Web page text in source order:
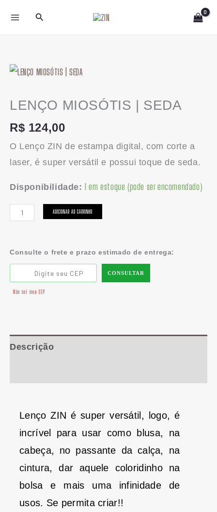
para
Pesquisar
LENÇO MIOSÓTIS | SEDA
R$ 124,00
O Lenço ZIN de estampa digital, com corte a
laser, é super versátil e possui toque de seda.
Disponibilidade: 1 em estoque (pode ser encomendado)
LENÇO
|
quantidade
ADICIONAR AO CARRINHO
Consulte o frete e prazo estimado de entrega:
CONSULTAR
Não sei meu CEP
Descrição
Lenço ZIN é super versátil, logo, é
incrível para usar como blusa, na
cabeça, no passante da calça, na
cintura, dar aquele coloridinho na
bolsa e mais uma infinidade de
usos. Se permita criar!!